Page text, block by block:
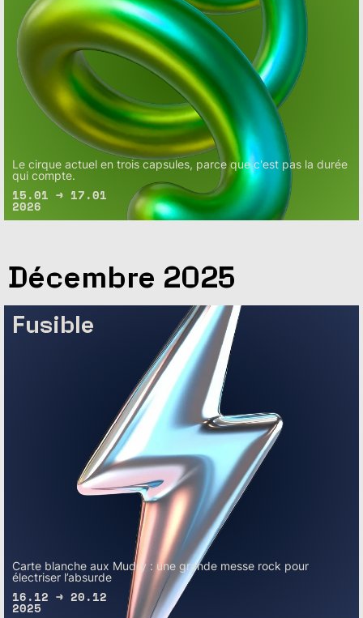
Le cirque actuel en trois capsules, parce que c'est pas la durée
qui compte.
15.01 → 17.01
2026
Décembre 2025
Fusible
Carte blanche aux Mudry : une grande messe rock pour
électriser l’absurde
16.12 → 20.12
2025
– Bientôt complet
– Bientôt complet